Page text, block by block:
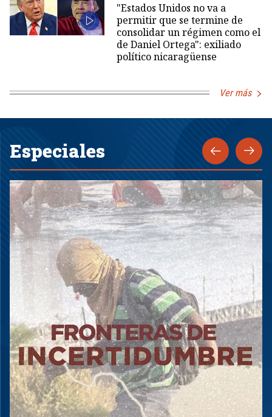
"Estados Unidos no va a
permitir que se termine de
consolidar un régimen como el
de Daniel Ortega": exiliado
político nicaragüense
Ver más
Especiales